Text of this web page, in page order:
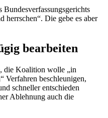
Bundesverfassungsgerichts
herrschen“. Die gebe es aber
bearbeiten
die Koalition wolle „in
Verfahren beschleunigen,
schneller entschieden
Ablehnung auch die